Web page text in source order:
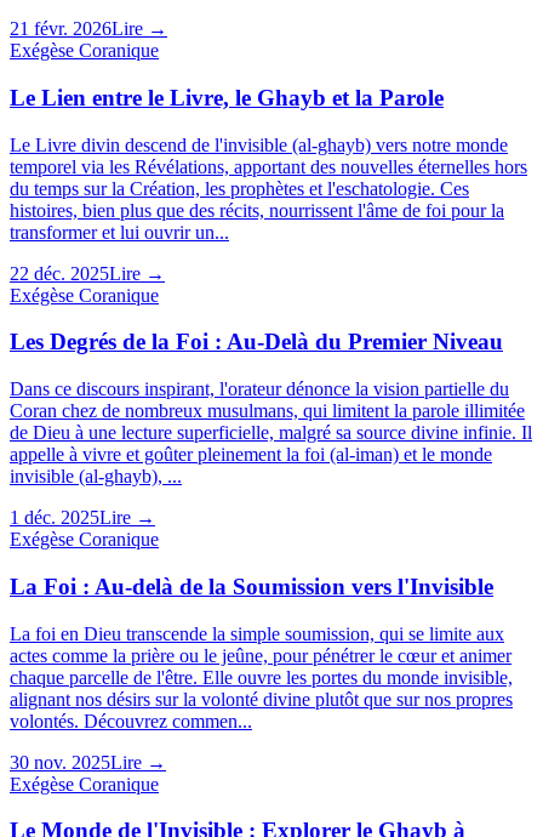
21 févr. 2026Lire →
Exégèse Coranique
Le Lien entre le Livre, le Ghayb et la Parole
Le Livre divin descend de l'invisible (al-ghayb) vers notre monde
temporel via les Révélations, apportant des nouvelles éternelles hors
du temps sur la Création, les prophètes et l'eschatologie. Ces
histoires, bien plus que des récits, nourrissent l'âme de foi pour la
transformer et lui ouvrir un...
22 déc. 2025Lire →
Exégèse Coranique
Les Degrés de la Foi : Au-Delà du Premier Niveau
Dans ce discours inspirant, l'orateur dénonce la vision partielle du
Coran chez de nombreux musulmans, qui limitent la parole illimitée
de Dieu à une lecture superficielle, malgré sa source divine infinie. Il
appelle à vivre et goûter pleinement la foi (al-iman) et le monde
invisible (al-ghayb), ...
1 déc. 2025Lire →
Exégèse Coranique
La Foi : Au-delà de la Soumission vers l'Invisible
La foi en Dieu transcende la simple soumission, qui se limite aux
actes comme la prière ou le jeûne, pour pénétrer le cœur et animer
chaque parcelle de l'être. Elle ouvre les portes du monde invisible,
alignant nos désirs sur la volonté divine plutôt que sur nos propres
volontés. Découvrez commen...
30 nov. 2025Lire →
Exégèse Coranique
Le Monde de l'Invisible : Explorer le Ghayb à